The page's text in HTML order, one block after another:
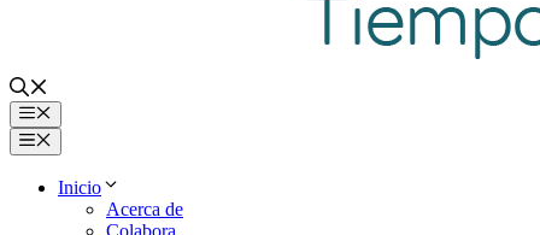
Menú
Menú
Inicio
Acerca de
Colabora